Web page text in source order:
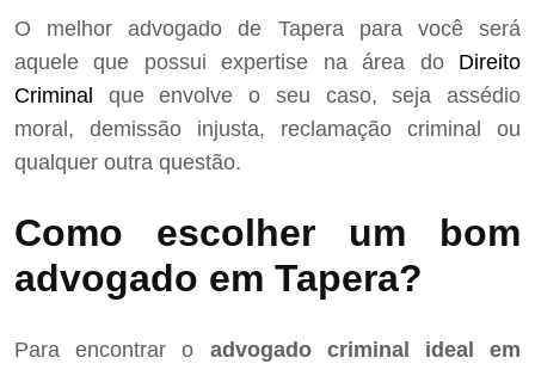
O melhor advogado de Tapera para você será
aquele que possui expertise na área do Direito
Criminal que envolve o seu caso, seja assédio
moral, demissão injusta, reclamação criminal ou
qualquer outra questão.
Como escolher um bom
advogado em Tapera?
Para encontrar o advogado criminal ideal em